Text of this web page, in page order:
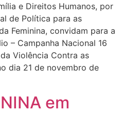
e Direitos Humanos, por
de Política para as
Feminina, convidam para a
– Campanha Nacional 16
Violência Contra as
dia 21 de novembro de
em